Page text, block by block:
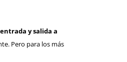
y salida a
Pero para los más